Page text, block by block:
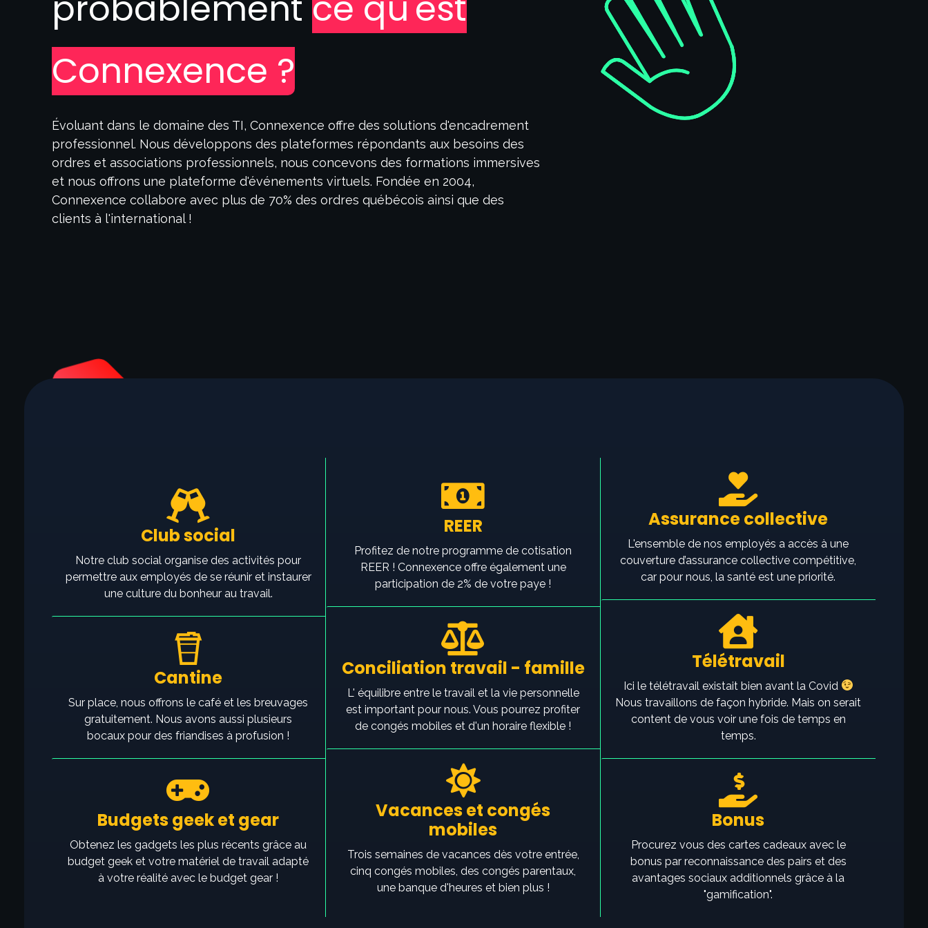
Connexence ?
Évoluant dans le domaine des TI, Connexence offre des solutions d'encadrement
professionnel. Nous développons des plateformes répondants aux besoins des
ordres et associations professionnels, nous concevons des formations immersives
et nous offrons une plateforme d'événements virtuels. Fondée en 2004,
Connexence collabore avec plus de 70% des ordres québécois ainsi que des
clients à l'international !
Club social
Notre club social organise des activités pour
permettre aux employés de se réunir et instaurer
une culture du bonheur au travail.
Cantine
Sur place, nous offrons le café et les breuvages
gratuitement. Nous avons aussi plusieurs
bocaux pour des friandises à profusion !
Budgets geek et gear
Obtenez les gadgets les plus récents grâce au
budget geek et votre matériel de travail adapté
à votre réalité avec le budget gear !
REER
Profitez de notre programme de cotisation
REER ! Connexence offre également une
participation de 2% de votre paye !
Conciliation travail - famille
L' équilibre entre le travail et la vie personnelle
est important pour nous. Vous pourrez profiter
de congés mobiles et d'un horaire flexible !
Vacances et congés
mobiles
Trois semaines de vacances dès votre entrée,
cinq congés mobiles, des congés parentaux,
une banque d'heures et bien plus !
Assurance collective
L'ensemble de nos employés a accès à une
couverture d’assurance collective compétitive,
car pour nous, la santé est une priorité.
Télétravail
Ici le télétravail existait bien avant la Covid
Nous travaillons de façon hybride. Mais on serait
content de vous voir une fois de temps en
temps.
Bonus
Procurez vous des cartes cadeaux avec le
bonus par reconnaissance des pairs et des
avantages sociaux additionnels grâce à la
"gamification".